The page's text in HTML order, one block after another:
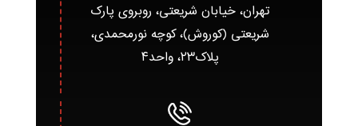
تهران، خیابان شریعتی، روبروی پارک
شریعتی (کوروش)، کوچه نورمحمدی،
پلاک۲۳، واحد۴